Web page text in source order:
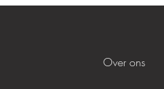
Over ons